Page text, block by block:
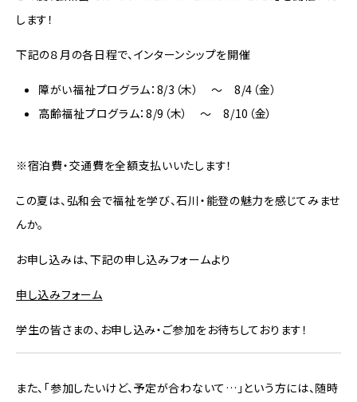
します！
下記の８月の各日程で、インターンシップを開催
障がい福祉プログラム：8/3（木） ～ 8/4（金）
高齢福祉プログラム：8/9（木） ～ 8/10（金）
※宿泊費・交通費を全額支払いいたします！
この夏は、弘和会で福祉を学び、石川・能登の魅力を感じてみませ
んか。
お申し込みは、下記の申し込みフォームより
申し込みフォーム
学生の皆さまの、お申し込み・ご参加をお待ちしております！
また、「参加したいけど、予定が合わないて…」という方には、随時